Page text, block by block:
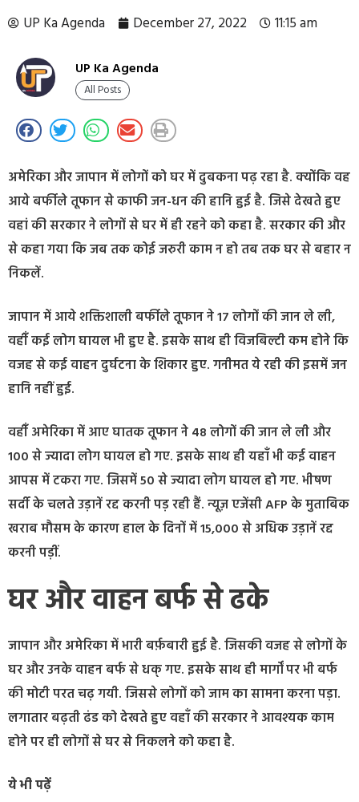
UP Ka Agenda December 27, 2022 11:15 am
UP Ka Agenda
All Posts
अमेरिका और जापान में लोगों को घर में दुबकना पढ़ रहा है. क्योंकि वह
आये बर्फीले तूफान से काफी जन-धन की हानि हुई है. जिसे देखते हुए
वहां की सरकार ने लोगों से घर में ही रहने को कहा है. सरकार की और
से कहा गया कि जब तक कोई जरुरी काम न हो तब तक घर से बहार न
निकलें.
जापान में आये शक्तिशाली बर्फीले तूफान ने 17 लोगों की जान ले ली,
वहीँ कई लोग घायल भी हुए है. इसके साथ ही विजबिल्टी कम होने कि
वजह से कई वाहन दुर्घटना के शिकार हुए. गनीमत ये रही की इसमें जन
हानि नहीं हुई.
वहीँ अमेरिका में आए घातक तूफान ने 48 लोगों की जान ले ली और
100 से ज्यादा लोग घायल हो गए. इसके साथ ही यहाँ भी कई वाहन
आपस में टकरा गए. जिसमें 50 से ज्यादा लोग घायल हो गए. भीषण
सर्दी के चलते उड़ानें रद्द करनी पड़ रही हैं. न्यूज़ एजेंसी AFP के मुताबिक
खराब मौसम के कारण हाल के दिनों में 15,000 से अधिक उड़ानें रद्द
करनी पड़ीं.
घर और वाहन बर्फ से ढके
जापान और अमेरिका में भारी बर्फ़बारी हुई है. जिसकी वजह से लोगों के
घर और उनके वाहन बर्फ से धक् गए. इसके साथ ही मार्गों पर भी बर्फ
की मोटी परत चढ़ गयी. जिससे लोगों को जाम का सामना करना पड़ा.
लगातार बढ़ती ढंड को देखते हुए वहाँ की सरकार ने आवश्यक काम
होने पर ही लोगों से घर से निकलने को कहा है.
ये भी पढ़ें